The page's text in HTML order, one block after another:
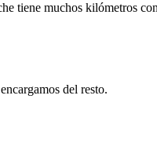
tiene muchos kilómetros
del resto.